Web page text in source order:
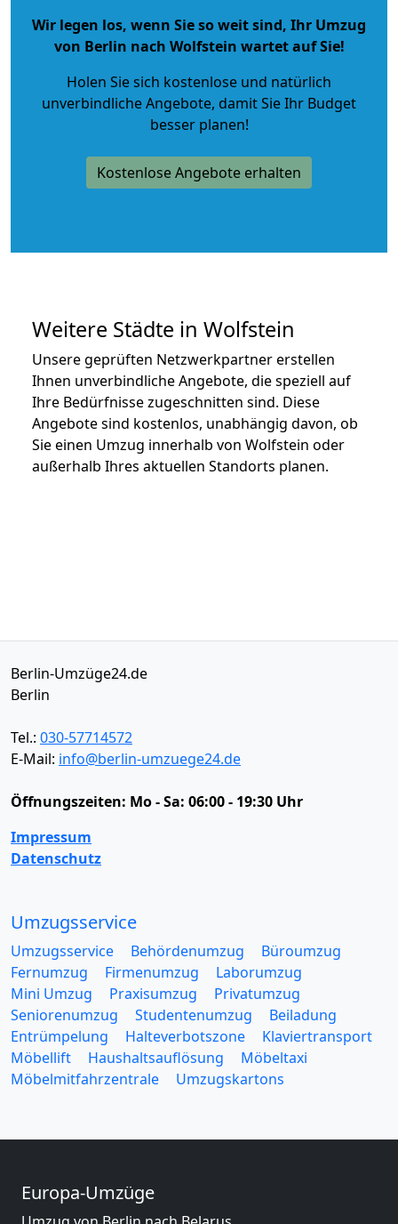
Wir legen los, wenn Sie so weit sind, Ihr Umzug
von Berlin nach Wolfstein wartet auf Sie!
Holen Sie sich kostenlose und natürlich
unverbindliche Angebote, damit Sie Ihr Budget
besser planen!
Kostenlose Angebote erhalten
Weitere Städte in Wolfstein
Unsere geprüften Netzwerkpartner erstellen
Ihnen unverbindliche Angebote, die speziell auf
Ihre Bedürfnisse zugeschnitten sind. Diese
Angebote sind kostenlos, unabhängig davon, ob
Sie einen Umzug innerhalb von Wolfstein oder
außerhalb Ihres aktuellen Standorts planen.
Berlin-Umzüge24.de
Berlin
Tel.: 030-57714572
E-Mail: info@berlin-umzuege24.de
Öffnungszeiten: Mo - Sa: 06:00 - 19:30 Uhr
Impressum
Datenschutz
Umzugsservice
Umzugsservice Behördenumzug
Büroumzug
Fernumzug
Firmenumzug
Laborumzug
Mini Umzug
Praxisumzug
Privatumzug
Seniorenumzug
Studentenumzug
Beiladung
Entrümpelung
Halteverbotszone
Klaviertransport
Möbellift
Haushaltsauflösung
Möbeltaxi
Möbelmitfahrzentrale
Umzugskartons
Europa-Umzüge